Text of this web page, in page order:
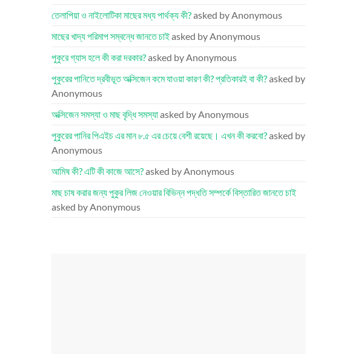
তেলাপিয়া ও নাইলোটিকা মাছের মধ্য পার্থক্য কী?asked by Anonymous
মাছের খাদ্য পরিমাপ সম্বন্ধে জানতে চাইasked by Anonymous
পুকুরে গ্যাস হলে কী করা দরকার?asked by Anonymous
পুকুরের পানিতে দ্রবীভূত অক্সিজেন কমে যাওয়া কারণ কী? প্রতিকারই বা কী?asked by
Anonymous
অক্সিজেন সমস্যা ও মাছ বৃদ্ধি সমস্যাasked by Anonymous
পুকুরের পানির পিএইচ এর মান ৮.৫ এর চেয়ে বেশী রয়েছে। এখন কী করবো?asked by
Anonymous
আমিষ কী? এটি কী কাজে আসে?asked by Anonymous
মাছ চাষ করার জন্য পুকুর লিজ নেওয়ার বিভিন্ন পদ্ধতি সম্পর্কে বিস্তারিত জানতে চাই
asked by Anonymous